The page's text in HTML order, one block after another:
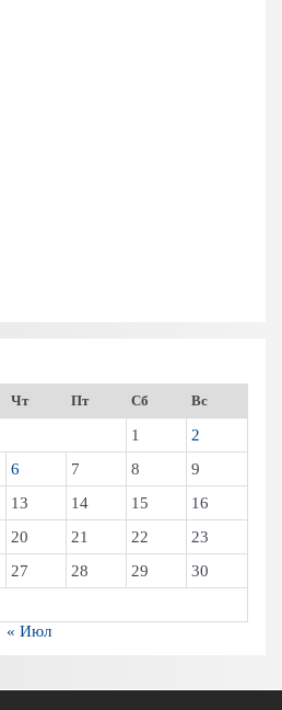
Чт Пт Сб Вс
1
2
6 7 8
9
13 14 15
16
20 21 22
23
27 28 29
30
« Июл